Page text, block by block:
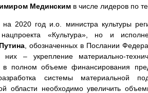
Мединским в числе лидеров по
2020 год и.о. министра культуры
нацпроекта «Культура», но и
, обозначенных в Послании
– укрепление материально-
в полном объеме финансирования
системы материальной
области необходимо увеличить